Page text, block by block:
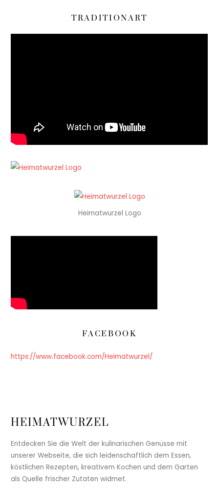
TRADITIONART
Heimatwurzel Logo
FACEBOOK
https://www.facebook.com/Heimatwurzel/
HEIMATWURZEL
Entdecken Sie die Welt der kulinarischen Genüsse mit
unserer Webseite, die sich leidenschaftlich dem Essen,
köstlichen Rezepten, kreativem Kochen und dem Garten
als Quelle frischer Zutaten widmet.